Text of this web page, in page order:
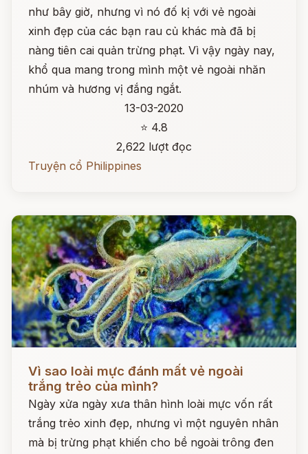
như bây giờ, nhưng vì nó đố kị với vẻ ngoài
xinh đẹp của các bạn rau củ khác mà đã bị
nàng tiên cai quản trừng phạt. Vì vậy ngày nay,
khổ qua mang trong mình một vẻ ngoài nhăn
nhúm và hương vị đắng ngắt.
13-03-2020
⭐ 4.8
2,622 lượt đọc
Truyện cổ Philippines
Vì sao loài mực đánh mất vẻ ngoài
trắng trẻo của mình?
Ngày xửa ngày xưa thân hình loài mực vốn rất
trắng trẻo xinh đẹp, nhưng vì một nguyên nhân
mà bị trừng phạt khiến cho bề ngoài trông đen